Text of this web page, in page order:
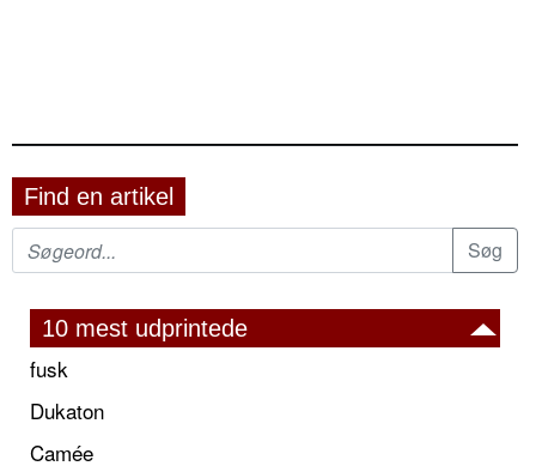
Find en artikel
10 mest udprintede
fusk
Dukaton
Camée